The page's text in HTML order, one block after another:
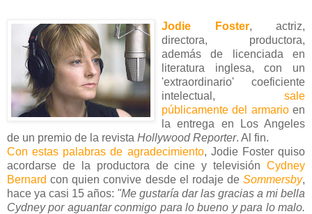
Jodie Foster, actriz,
directora, productora,
además de licenciada en
literatura inglesa, con un
'extraordinario' coeficiente
intelectual, sale
públicamente del armarioen
la entrega en Los Angeles
de un premio de la revista Hollywood Reporter. Al fin.
Con estas palabras de agradecimiento, Jodie Foster quiso
acordarse de la productora de cine y televisión Cydney
Bernard con quien convive desde el rodaje de Sommersby,
hace ya casi 15 años: "Me gustaría dar las gracias a mi bella
Cydney por aguantar conmigo para lo bueno y para lo malo.